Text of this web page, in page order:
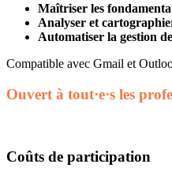
Maîtriser les
Analyser et
Automatiser la gestion
Compatible avec Gmail et
Ouvert à tout·e·s les
Coûts de participation